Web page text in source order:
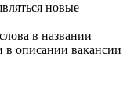
новые
в названии
в описании вакансии